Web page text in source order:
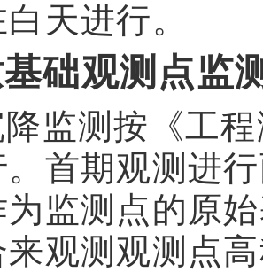
天进行。
础观测点监
监测按《工
首期观测进
为监测点的原
观测观测点